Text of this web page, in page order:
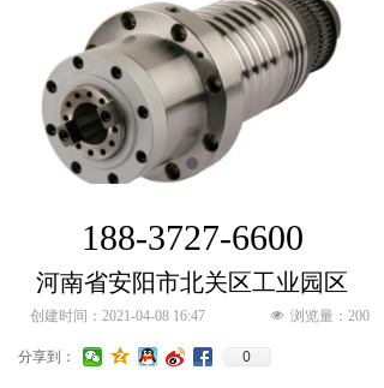
创建时间： 2021-04-08 16:47 넶 浏览量： 200
分享到： 0
188-3727-6600
河南省安阳市北关区工业园区